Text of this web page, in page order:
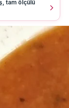
tam ölçülü